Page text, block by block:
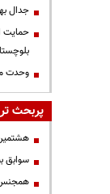
جدال
حمایت
وحدت
پربحث
سوابق
همجنس